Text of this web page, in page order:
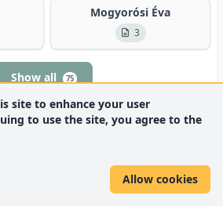
Mogyorósi Éva
3
Show all 75
site to enhance your user
to use the site, you agree to the
Allow cookies